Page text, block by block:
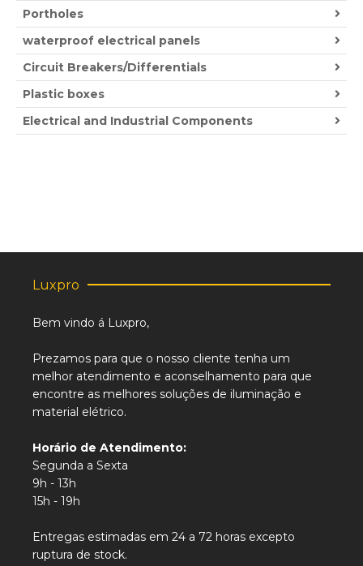
Portholes
waterproof electrical panels
Circuit Breakers/Differentials
Plastic boxes
Electrical and Industrial Components
Luxpro
Bem vindo á Luxpro,
Prezamos para que o nosso cliente tenha um
melhor atendimento e aconselhamento para que
encontre as melhores soluções de iluminação e
material elétrico.
Horário de Atendimento:
Segunda a Sexta
9h - 13h
15h - 19h
Entregas estimadas em 24 a 72 horas excepto
ruptura de stock.